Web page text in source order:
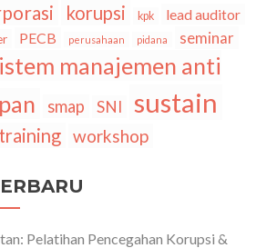
korupsi kpk lead auditor
PECB perusahaan pidana seminar
manajemen anti
smap SNI sustain
training workshop
Pelatihan Pencegahan Korupsi &